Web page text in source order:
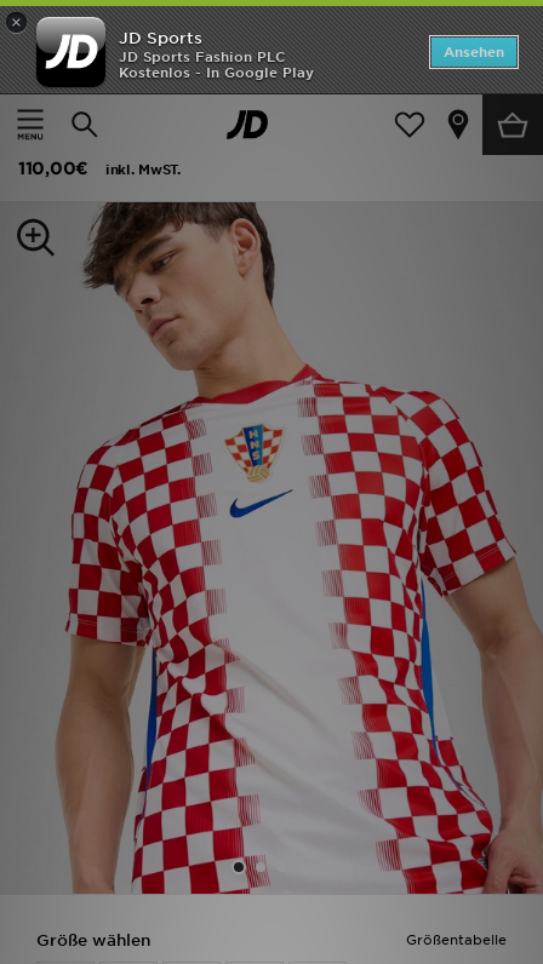
×
JD Sports
JD Sports Fashion PLC
Kostenlos - In Google Play
Ansehen
Home
Herren Herrenbekleidung Replica
Nike Croatia 2026 Home Shirt
110,00€
inkl. MwST.
Größentabelle
Größe wählen
ANGEBOTE
Neuheiten
Kinder
Lade die APP
Filialfinder
Hilfe & Kontakt
Geschenkgutschein
Studenten